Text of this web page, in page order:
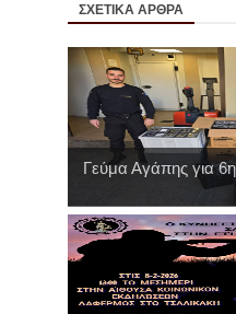
ΣΧΕΤΙΚΑ ΑΡΘΡΑ
Γεύμα Αγάπης για